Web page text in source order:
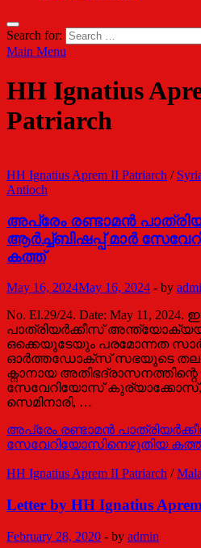
Search for:
Main Menu
HH Ignatius
Patriarch
HH Ignatius Aprem II Patriarch /
Antioch
അപ്രേം രണ്ടാമന്‍
ആര്‍ച്ച്ബിഷപ്പ് മാര്‍
കത്ത്
May 16, 2024May 16, 2024 - by
No. El.29/24. Date: May 11,
പാത്രിയർക്കീസ്
ഒക്കെയുടേയും പരമോന്നത
ഓർത്തഡോക്സ് സഭയുടെ
ക്നാനായ
സേവേറിയോസ് കുര്യാക്കോസ്,
സെമിനാരി, …
അപ്രേം രണ്ടാമന്‍
സേവേറിയോസിനെഴുതിയ
HH Ignatius Aprem II Patriarch /
Letter by HH Ignatius
February 28, 2020 - by admin